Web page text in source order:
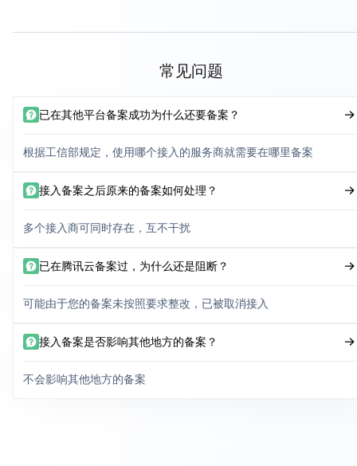
常见问题
已在其他平台备案成功为什么还要备案？
根据工信部规定，使用哪个接入的服务商就需要在哪里备案
接入备案之后原来的备案如何处理？
多个接入商可同时存在，互不干扰
已在腾讯云备案过，为什么还是阻断？
可能由于您的备案未按照要求整改，已被取消接入
接入备案是否影响其他地方的备案？
不会影响其他地方的备案